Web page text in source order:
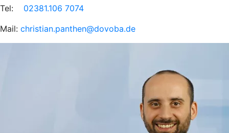
Tel: 02381.106 7074
Mail: christian.panthen@dovoba.de